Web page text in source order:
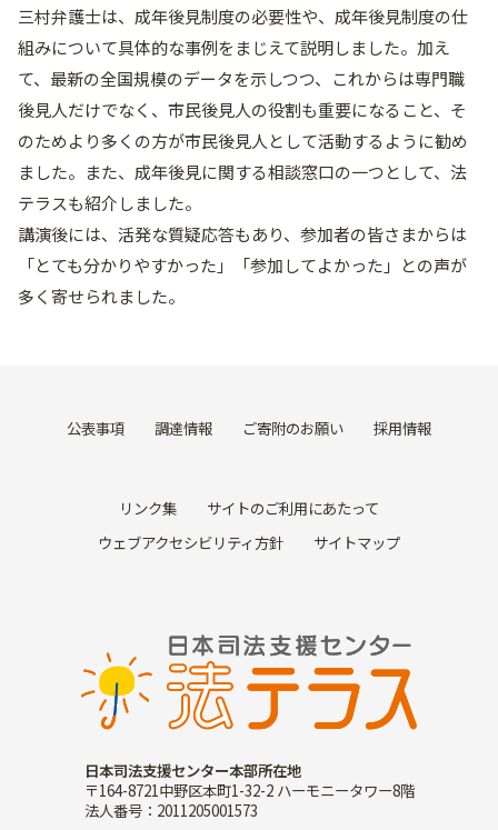
三村弁護士は、成年後見制度の必要性や、成年後見制度の仕
組みについて具体的な事例をまじえて説明しました。加え
て、最新の全国規模のデータを示しつつ、これからは専門職
後見人だけでなく、市民後見人の役割も重要になること、そ
のためより多くの方が市民後見人として活動するように勧め
ました。また、成年後見に関する相談窓口の一つとして、法
テラスも紹介しました。
講演後には、活発な質疑応答もあり、参加者の皆さまからは
「とても分かりやすかった」「参加してよかった」との声が
多く寄せられました。
公表事項 調達情報 ご寄附のお願い 採用情報
リンク集
サイトのご利用にあたって
ウェブアクセシビリティ方針
サイトマップ
日本司法支援センター本部所在地
〒164-8721中野区本町1-32-2 ハーモニータワー8階
法人番号：2011205001573